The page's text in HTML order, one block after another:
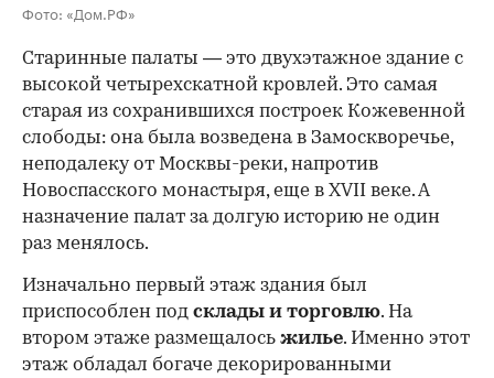
Фото: «Дом.РФ»
Старинные палаты — это двухэтажное здание с
высокой четырехскатной кровлей. Это самая
старая из сохранившихся построек Кожевенной
слободы: она была возведена в Замоскворечье,
неподалеку от Москвы-реки, напротив
Новоспасского монастыря, еще в XVII веке. А
назначение палат за долгую историю не один
раз менялось.
Изначально первый этаж здания был
приспособлен под склады и торговлю. На
втором этаже размещалось жилье. Именно этот
этаж обладал богаче декорированными